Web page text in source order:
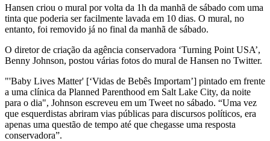
Hansen criou o mural por volta da 1h da manhã de sábado com uma
tinta que poderia ser facilmente lavada em 10 dias. O mural, no
entanto, foi removido já no final da manhã de sábado.
O diretor de criação da agência conservadora ‘Turning Point USA’,
Benny Johnson, postou várias fotos do mural de Hansen no Twitter.
"'Baby Lives Matter' [‘Vidas de Bebês Importam’] pintado em frente
a uma clínica da Planned Parenthood em Salt Lake City, da noite
para o dia", Johnson escreveu em um Tweet no sábado. “Uma vez
que esquerdistas abriram vias públicas para discursos políticos, era
apenas uma questão de tempo até que chegasse uma resposta
conservadora”.